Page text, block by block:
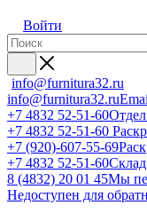
Войти
info@furnitura32.ru
info@furnitura32.ru
+7 4832 52-51-60
+7 4832 52-51-60
+7 (920)-607-55-69
+7 4832 52-51-60
8 (4832) 20 01 45Мы
Недоступен для